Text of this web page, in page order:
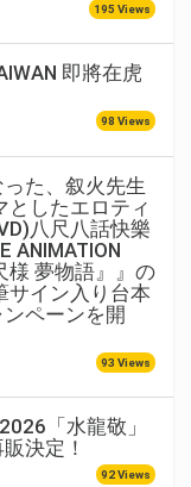
195 Views
即將在虎
98 Views
た、叙火先生
としたエロティ
八尺八話快樂
ANIMATION
様 夢物語』』の
サイン入り台本
ペーンを開
93 Views
「水龍敬」
決定！
92 Views